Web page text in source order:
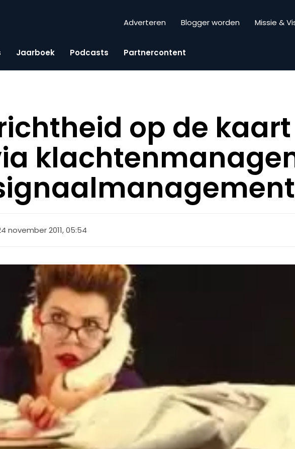
Adverteren Blogger worden Missie &
Jaarboek Podcasts Partnercontent
op de kaart
november 2011, 05:54